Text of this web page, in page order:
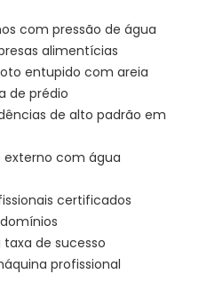
com pressão de água
alimentícias
entupido com areia
de prédio
de alto padrão em
com água
certificados
de sucesso
profissional